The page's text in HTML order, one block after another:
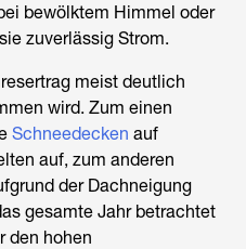
bewölktem Himmel oder
zuverlässig Strom.
meist deutlich
wird. Zum einen
Schneedecken auf
auf, zum anderen
der Dachneigung
gesamte Jahr betrachtet
den hohen